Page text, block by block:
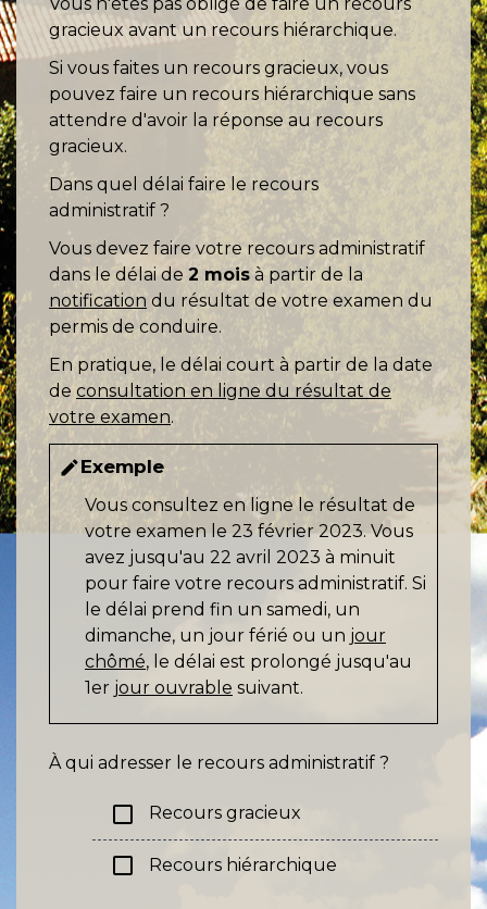
gracieux avant un recours hiérarchique.
Si vous faites un recours gracieux, vous
pouvez faire un recours hiérarchique sans
attendre d'avoir la réponse au recours
gracieux.
Dans quel délai faire le recours
administratif ?
Vous devez faire votre recours administratif
dans le délai de 2 mois à partir de la
notification du résultat de votre examen du
permis de conduire.
En pratique, le délai court à partir de la date
de consultation en ligne du résultat de
votre examen.
editExemple
Vous consultez en ligne le résultat de
votre examen le 23 février 2023. Vous
avez jusqu'au 22 avril 2023 à minuit
pour faire votre recours administratif. Si
le délai prend fin un samedi, un
dimanche, un jour férié ou un jour
chômé, le délai est prolongé jusqu'au
1er jour ouvrable suivant.
À qui adresser le recours administratif ?
check_box_outline_blank Recours gracieux
check_box_outline_blank Recours hiérarchique